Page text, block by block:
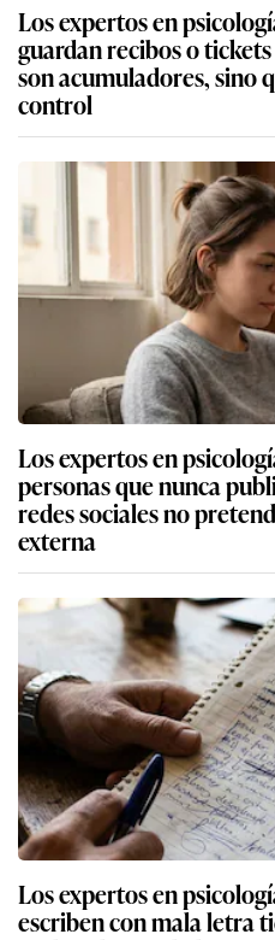
Los expertos en
guardan recibos o
son acumuladores, sino
control
Los expertos en
personas que nunca
redes sociales no
externa
Los expertos en
escriben con mala letra